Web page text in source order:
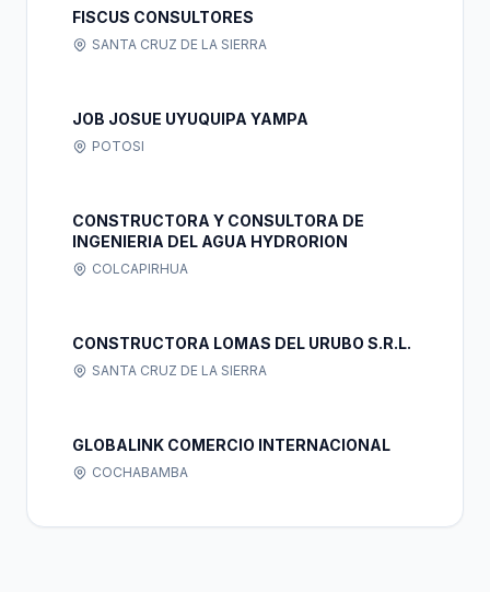
FISCUS CONSULTORES
SANTA CRUZ DE LA SIERRA
JOB JOSUE UYUQUIPA YAMPA
POTOSI
CONSTRUCTORA Y CONSULTORA DE
INGENIERIA DEL AGUA HYDRORION
COLCAPIRHUA
CONSTRUCTORA LOMAS DEL URUBO S.R.L.
SANTA CRUZ DE LA SIERRA
GLOBALINK COMERCIO INTERNACIONAL
COCHABAMBA